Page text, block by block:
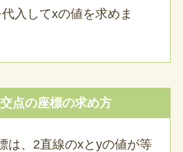
入してxの値を求めま
点の座標の求め方
は、2直線のxとyの値が等